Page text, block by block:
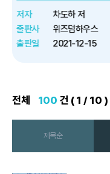
저자
출판사
출판일
전체 100 건 ( 1 / 10 )
제목순